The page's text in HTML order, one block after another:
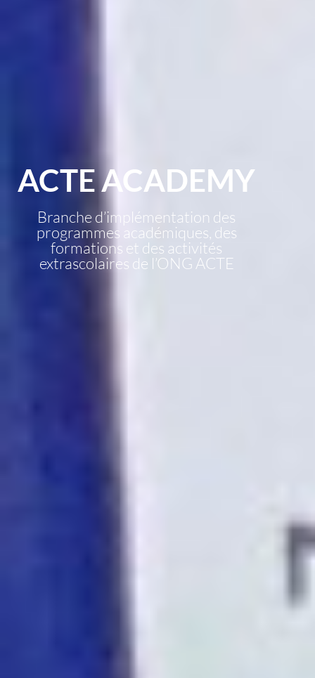
ACTE ACADEMY
Branche d’implémentation des
programmes académiques, des
formations et des activités
extrascolaires de l’ONG ACTE